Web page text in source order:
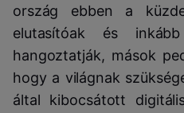
ország ebben a
elutasítóak és
hangoztatják, mások
hogy a világnak
által kibocsátott